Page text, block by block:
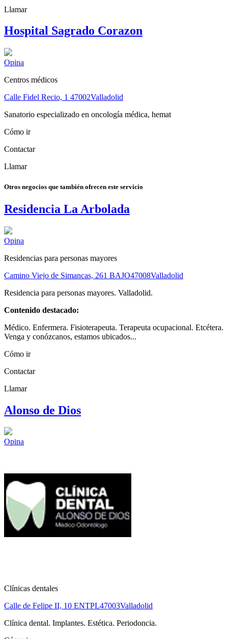
Llamar
Hospital Sagrado Corazon
Opina
Centros médicos
Calle Fidel Recio, 1 47002Valladolid
Sanatorio especializado en oncología médica, hemat
Cómo ir
Contactar
Llamar
Otros negocios que también ofrecen este servicio
Residencia La Arbolada
Opina
Residencias para personas mayores
Camino Viejo de Simancas, 261 BAJO47008Valladolid
Residencia para personas mayores. Valladolid.
Contenido destacado:
Médico. Enfermera. Fisioterapeuta. Terapeuta ocupacional. Etcétera.
Venga y conózcanos, estamos ubicados...
Cómo ir
Contactar
Llamar
Alonso de Dios
Opina
Clínicas dentales
Calle de Felipe II, 10 ENTPL47003Valladolid
Clínica dental. Implantes. Estética. Periodoncia.